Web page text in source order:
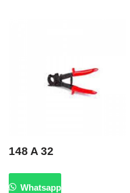
148 A 32
Whatsapp